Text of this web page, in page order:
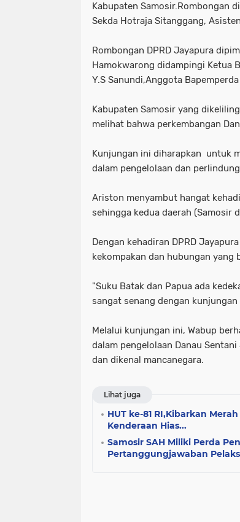
Kabupaten Samosir.Rombongan
Sekda Hotraja Sitanggang,
Rombongan DPRD Jayapura
Hamokwarong didampingi Ketua
Y.S Sanundi,Anggota
Kabupaten Samosir yang
melihat bahwa perkembangan
Kunjungan ini diharapkan untuk
dalam pengelolaan dan
Ariston menyambut hangat
sehingga kedua daerah (Samosir
Dengan kehadiran DPRD
kekompakan dan hubungan yang
"Suku Batak dan Papua ada
sangat senang dengan
Melalui kunjungan ini, Wabup
dalam pengelolaan Danau
dan dikenal mancanegara.
Lihat juga
HUT ke-81 RI,Kibarkan
Kenderaan Hias...
Samosir SAH Miliki Perda
Pertanggungjawaban